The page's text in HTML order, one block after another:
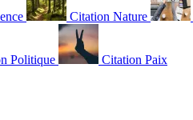
Citation Nature
Politique Citation Paix